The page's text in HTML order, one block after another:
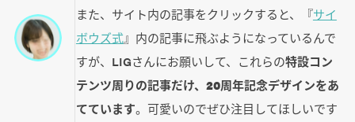
また、サイト内の記事をクリックすると、『サイ
ボウズ式』内の記事に飛ぶようになっているんで
すが、LIGさんにお願いして、これらの特設コン
テンツ周りの記事だけ、20周年記念デザインをあ
てています。可愛いのでぜひ注目してほしいです